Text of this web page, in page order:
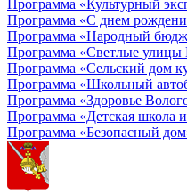
Программа «Культурный
Программа «С днем
Программа «Народный
Программа «Светлые улицы
Программа «Сельский дом
Программа «Школьный
Программа «Здоровье
Программа «Детская школа
Программа «Безопасный